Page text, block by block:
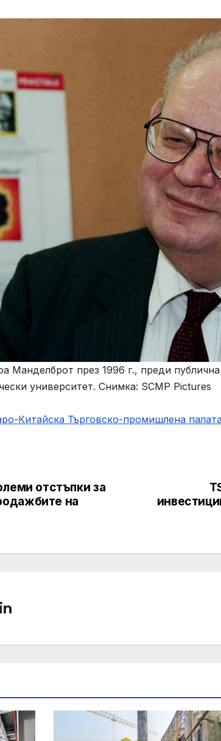
Манделброт през 1996 г., преди публична
университет. Снимка: SCMP Pictures
Китайска Търговско-промишлена
отстъпки за
на